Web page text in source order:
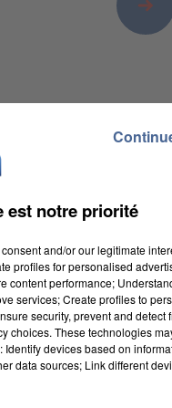
est notre priorité
and/or our legitimate
profiles for personalised
content performance;
services; Create profiles to
security, prevent and detect
choices. These technologies
devices based on
data sources; Link different